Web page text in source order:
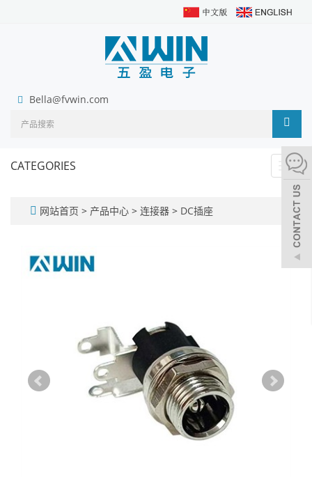
Bella@fvwin.com
CATEGORIES
网站首页 > 产品中心 > 连接器 > DC插座